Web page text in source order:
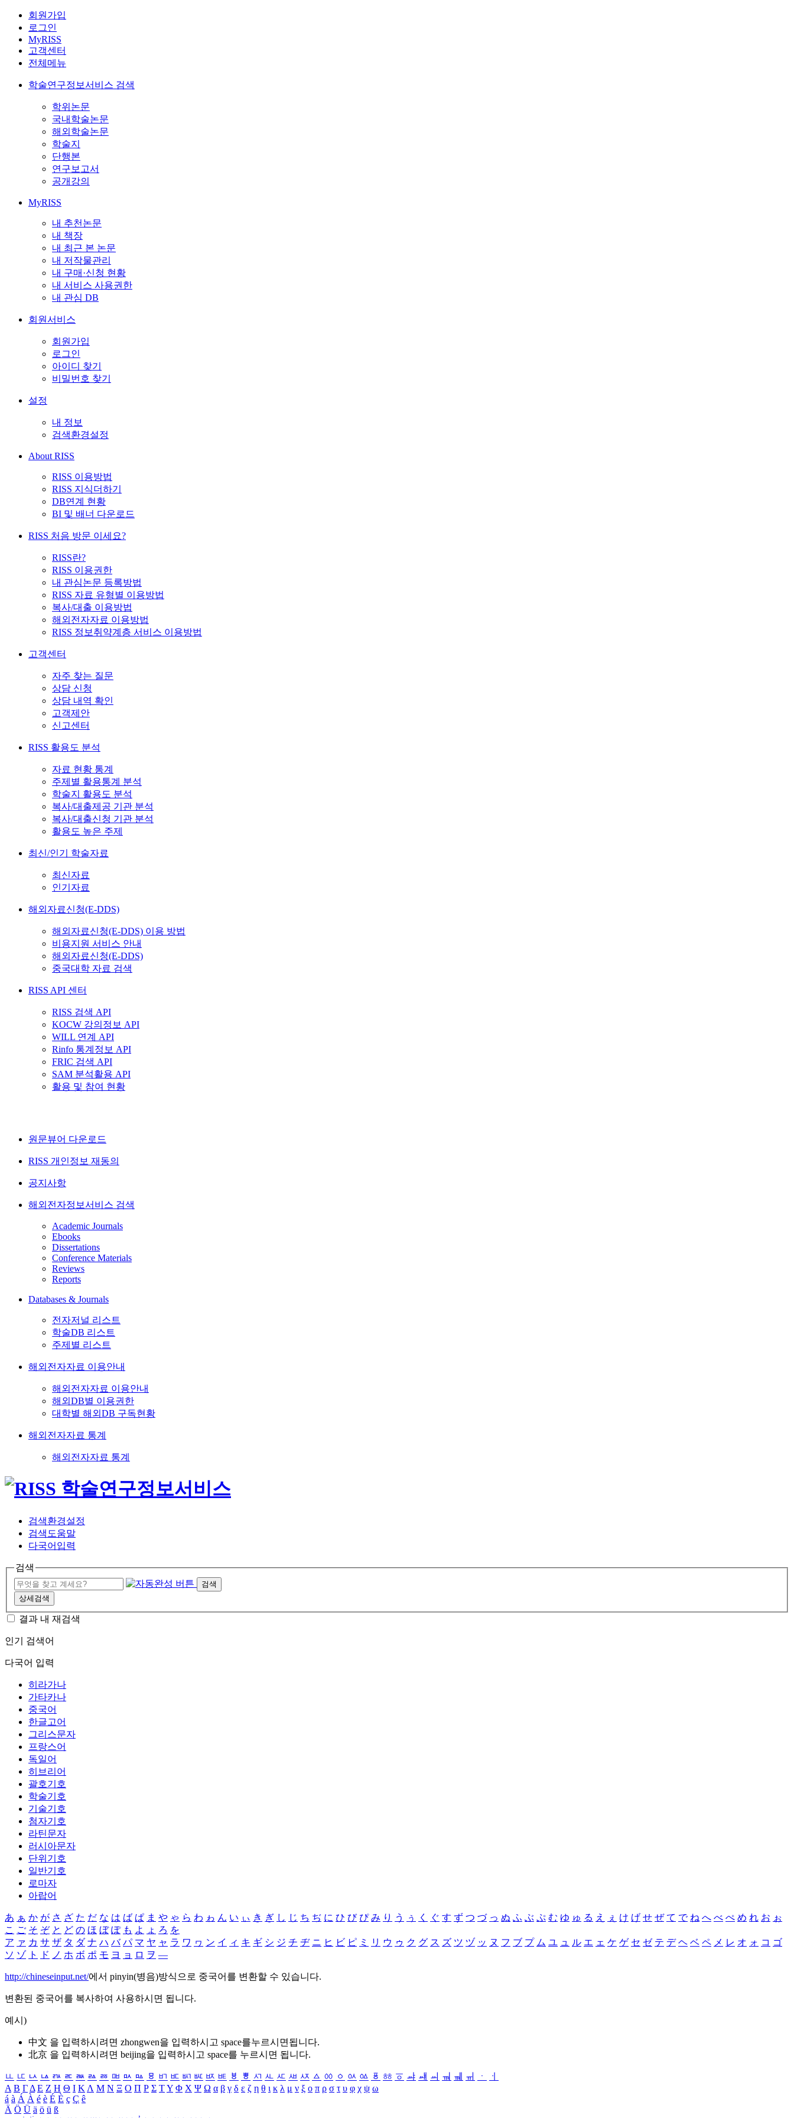
회원가입
로그인
MyRISS
고객센터
전체메뉴
학술연구정보서비스 검색
학위논문
국내학술논문
해외학술논문
학술지
단행본
연구보고서
공개강의
MyRISS
내 추천논문
내 책장
내 최근 본 논문
내 저작물관리
내 구매·신청 현황
내 서비스 사용권한
내 관심 DB
회원서비스
회원가입
로그인
아이디 찾기
비밀번호 찾기
설정
내 정보
검색환경설정
About RISS
RISS 이용방법
RISS 지식더하기
DB연계 현황
BI 및 배너 다운로드
RISS 처음 방문 이세요?
RISS란?
RISS 이용권한
내 관심논문 등록방법
RISS 자료 유형별 이용방법
복사/대출 이용방법
해외전자자료 이용방법
RISS 정보취약계층 서비스 이용방법
고객센터
자주 찾는 질문
상담 신청
상담 내역 확인
고객제안
신고센터
RISS 활용도 분석
자료 현황 통계
주제별 활용통계 분석
학술지 활용도 분석
복사/대출제공 기관 분석
복사/대출신청 기관 분석
활용도 높은 주제
최신/인기 학술자료
최신자료
인기자료
해외자료신청(E-DDS)
해외자료신청(E-DDS) 이용 방법
비용지원 서비스 안내
해외자료신청(E-DDS)
중국대학 자료 검색
RISS API 센터
RISS 검색 API
KOCW 강의정보 API
WILL 연계 API
Rinfo 통계정보 API
FRIC 검색 API
SAM 분석활용 API
활용 및 참여 현황
원문뷰어 다운로드
RISS 개인정보 재동의
공지사항
해외전자정보서비스 검색
Academic Journals
Ebooks
Dissertations
Conference Materials
Reviews
Reports
Databases & Journals
전자저널 리스트
학술DB 리스트
주제별 리스트
해외전자자료 이용안내
해외전자자료 이용안내
해외DB별 이용권한
대학별 해외DB 구독현황
해외전자자료 통계
해외전자자료 통계
검색환경설정
검색도움말
다국어입력
검색
검색
상세검색
결과 내 재검색
인기 검색어
다국어 입력
히라가나
가타카나
중국어
한글고어
그리스문자
프랑스어
독일어
히브리어
괄호기호
학술기호
기술기호
첨자기호
라틴문자
러시아문자
단위기호
일반기호
로마자
아랍어
あ ぁ か が さ ざ た だ な は ば ぱ ま や ゃ ら わ ゎ ん い ぃ き ぎ し じ ち ぢ に ひ び ぴ み り う ぅ く ぐ す ず つ づ っ ぬ ふ ぶ ぷ む ゆ ゅ る え ぇ け げ せ ぜ て で ね へ べ ぺ め れ お ぉ
こ ご そ ぞ と ど の ほ ぼ ぽ も よ ょ ろ を
ア ァ カ サ ザ タ ダ ナ ハ バ パ マ ヤ ャ ラ ワ ヮ ン イ ィ キ ギ シ ジ チ ヂ ニ ヒ ビ ピ ミ リ ウ ゥ ク グ ス ズ ツ ヅ ッ ヌ フ ブ プ ム ユ ュ ル エ ェ ケ ゲ セ ゼ テ デ ヘ ベ ペ メ レ オ ォ コ ゴ
ソ ゾ ト ド ノ ホ ボ ポ モ ヨ ョ ロ ヲ ―
http://chineseinput.net/에서 pinyin(병음)방식으로 중국어를 변환할 수 있습니다.
변환된 중국어를 복사하여 사용하시면 됩니다.
예시)
中文 을 입력하시려면 zhongwen을 입력하시고 space를누르시면됩니다.
北京 을 입력하시려면 beijing을 입력하시고 space를 누르시면 됩니다.
ㅥ ㅦ ㅧ ㅨ ㅩ ㅪ ㅫ ㅬ ㅭ ㅮ ㅯ ㅰ ㅱ ㅲ ㅳ ㅴ ㅵ ㅶ ㅷ ㅸ ㅹ ㅺ ㅻ ㅼ ㅽ ㅾ ㅿ ㆀ ㆁ ㆂ ㆃ ㆄ ㆅ ㆆ ㆇ ㆈ ㆉ ㆊ ㆋ ㆌ ㆍ
ㆎ
Α Β ΓΔ Ε Ζ Η Θ Ι ΚΛ Μ Ν Ξ Ο Π Ρ Σ ΤΥ Φ Χ Ψ Ω α β γ δ ε ζ η θ ι κ λ μ ν ξ ο π ρ σ τ υ φ χ ψ ω
á à Á À é è É È ç Ç ê
Ä Ö Ü ä ö ü ß